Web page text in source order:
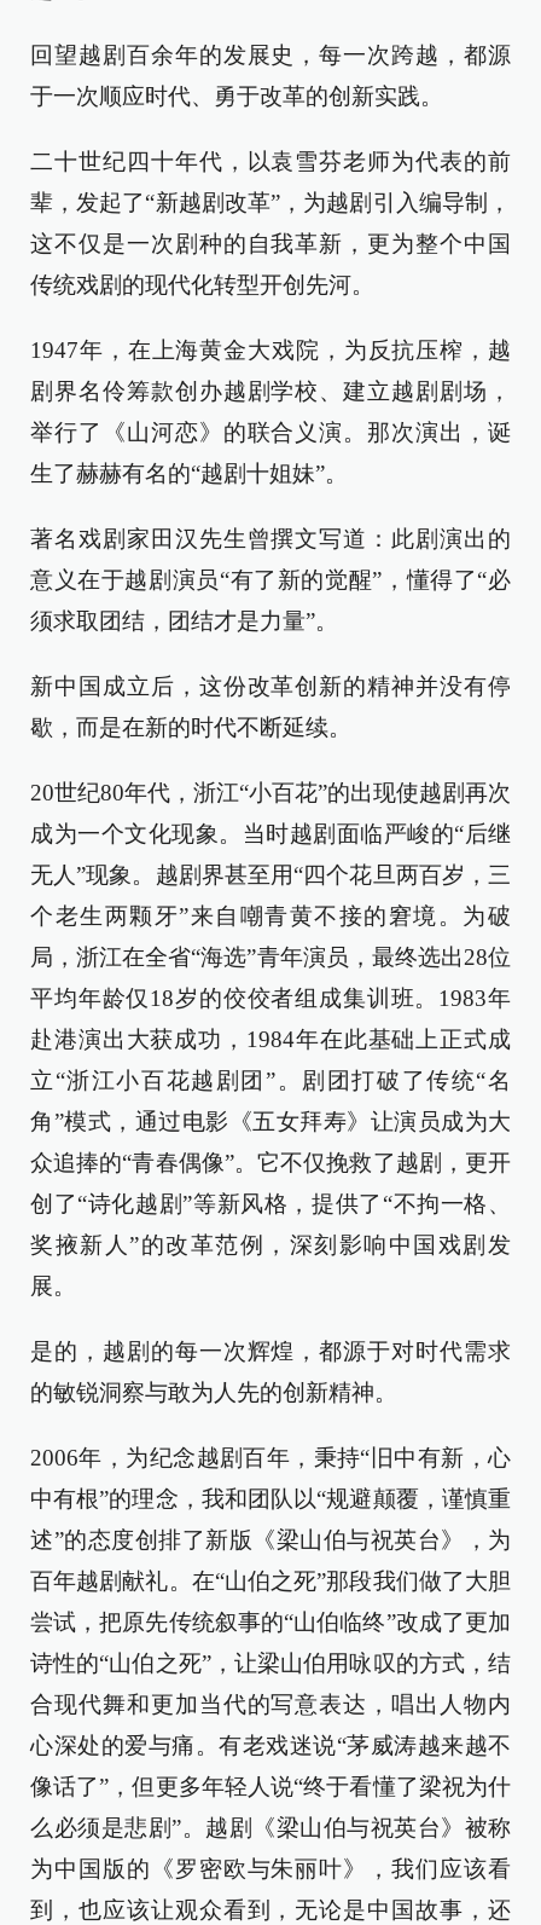
回望越剧百余年的发展史，每一次跨越，都源
于一次顺应时代、勇于改革的创新实践。
二十世纪四十年代，以袁雪芬老师为代表的前
辈，发起了“新越剧改革”，为越剧引入编导制，
这不仅是一次剧种的自我革新，更为整个中国
传统戏剧的现代化转型开创先河。
1947年，在上海黄金大戏院，为反抗压榨，越
剧界名伶筹款创办越剧学校、建立越剧剧场，
举行了《山河恋》的联合义演。那次演出，诞
生了赫赫有名的“越剧十姐妹”。
著名戏剧家田汉先生曾撰文写道：此剧演出的
意义在于越剧演员“有了新的觉醒”，懂得了“必
须求取团结，团结才是力量”。
新中国成立后，这份改革创新的精神并没有停
歇，而是在新的时代不断延续。
20世纪80年代，浙江“小百花”的出现使越剧再次
成为一个文化现象。当时越剧面临严峻的“后继
无人”现象。越剧界甚至用“四个花旦两百岁，三
个老生两颗牙”来自嘲青黄不接的窘境。为破
局，浙江在全省“海选”青年演员，最终选出28位
平均年龄仅18岁的佼佼者组成集训班。1983年
赴港演出大获成功，1984年在此基础上正式成
立“浙江小百花越剧团”。剧团打破了传统“名
角”模式，通过电影《五女拜寿》让演员成为大
众追捧的“青春偶像”。它不仅挽救了越剧，更开
创了“诗化越剧”等新风格，提供了“不拘一格、
奖掖新人”的改革范例，深刻影响中国戏剧发
展。
是的，越剧的每一次辉煌，都源于对时代需求
的敏锐洞察与敢为人先的创新精神。
2006年，为纪念越剧百年，秉持“旧中有新，心
中有根”的理念，我和团队以“规避颠覆，谨慎重
述”的态度创排了新版《梁山伯与祝英台》，为
百年越剧献礼。在“山伯之死”那段我们做了大胆
尝试，把原先传统叙事的“山伯临终”改成了更加
诗性的“山伯之死”，让梁山伯用咏叹的方式，结
合现代舞和更加当代的写意表达，唱出人物内
心深处的爱与痛。有老戏迷说“茅威涛越来越不
像话了”，但更多年轻人说“终于看懂了梁祝为什
么必须是悲剧”。越剧《梁山伯与祝英台》被称
为中国版的《罗密欧与朱丽叶》，我们应该看
到，也应该让观众看到，无论是中国故事，还